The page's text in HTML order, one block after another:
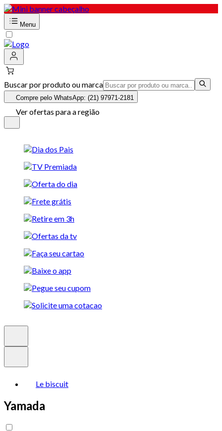
Menu
Buscar por produto ou marca
Compre pelo WhatsApp: (21) 97971-2181
Ver ofertas para a região
Le biscuit
Yamada